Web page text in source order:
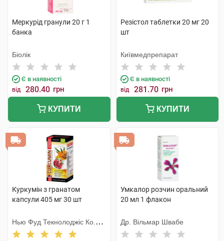
Меркурід гранули 20 г 1
банка
Біолік
Є в наявності
від 280.40 грн
КУПИТИ
Резістол таблетки 20 мг 20
шт
Київмедпрепарат
Є в наявності
від 281.70 грн
КУПИТИ
Куркумін з гранатом
капсули 405 мг 30 шт
Нью Фуд Текнолоджіс Ко.
Лтд
Умкалор розчин оральний
20 мл 1 флакон
Др. Вільмар Швабе